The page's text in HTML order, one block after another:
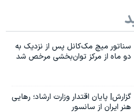
سناتور میچ مک‌کانل پس از نزدیک به
دو ماه از مرکز توان‌بخشی مرخص شد
گزارش| پایان اقتدار وزارت ارشاد؛ رهایی
هنر ایران از سانسور